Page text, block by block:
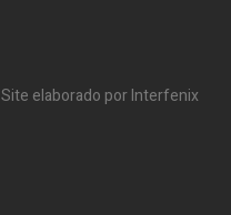
Site elaborado por Interfenix